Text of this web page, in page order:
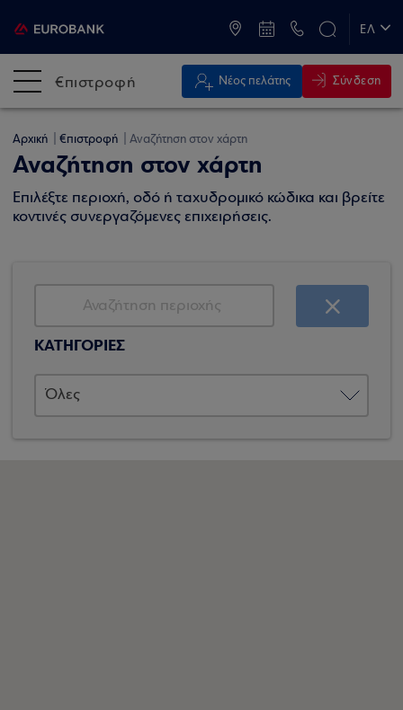
ΕΛ
€πιστροφή Νέος πελάτης Σύνδεση
Αρχική €πιστροφή Αναζήτηση στον χάρτη
Αναζήτηση στον χάρτη
Επιλέξτε περιοχή, οδό ή ταχυδρομικό κώδικα και βρείτε
κοντινές συνεργαζόμενες επιχειρήσεις.
ΚΑΤΗΓΟΡΙΕΣ